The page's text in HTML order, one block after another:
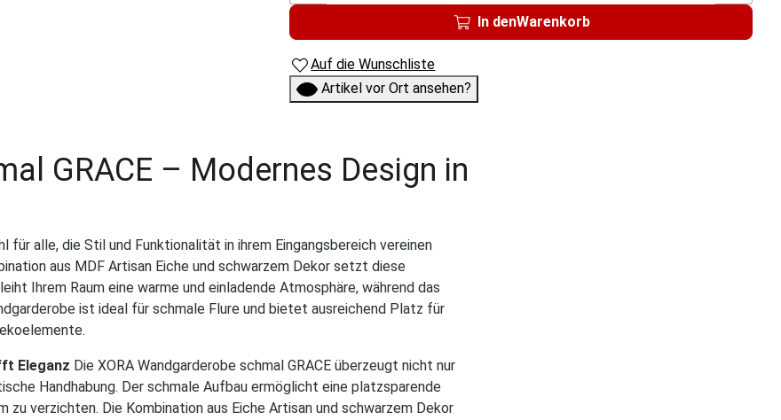
In denWarenkorb
Auf die Wunschliste
Artikel vor Ort ansehen?
GRACE – Modernes Design in
für alle, die Stil und Funktionalität in ihrem Eingangsbereich vereinen
aus MDF Artisan Eiche und schwarzem Dekor setzt diese
Ihrem Raum eine warme und einladende Atmosphäre, während das
ist ideal für schmale Flure und bietet ausreichend Platz für
Eleganz Die XORA Wandgarderobe schmal GRACE überzeugt nicht nur
Handhabung. Der schmale Aufbau ermöglicht eine platzsparende
zu verzichten. Die Kombination aus Eiche Artisan und schwarzem Dekor